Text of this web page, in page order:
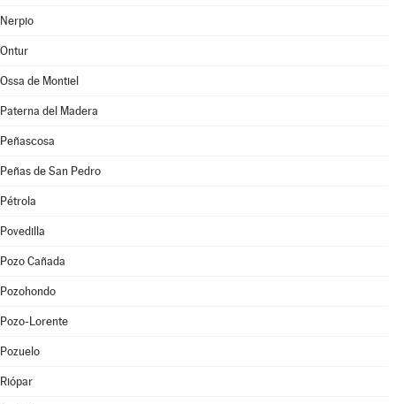
Nerpio
Ontur
Ossa de Montiel
Paterna del Madera
Peñascosa
Peñas de San Pedro
Pétrola
Povedilla
Pozo Cañada
Pozohondo
Pozo-Lorente
Pozuelo
Riópar